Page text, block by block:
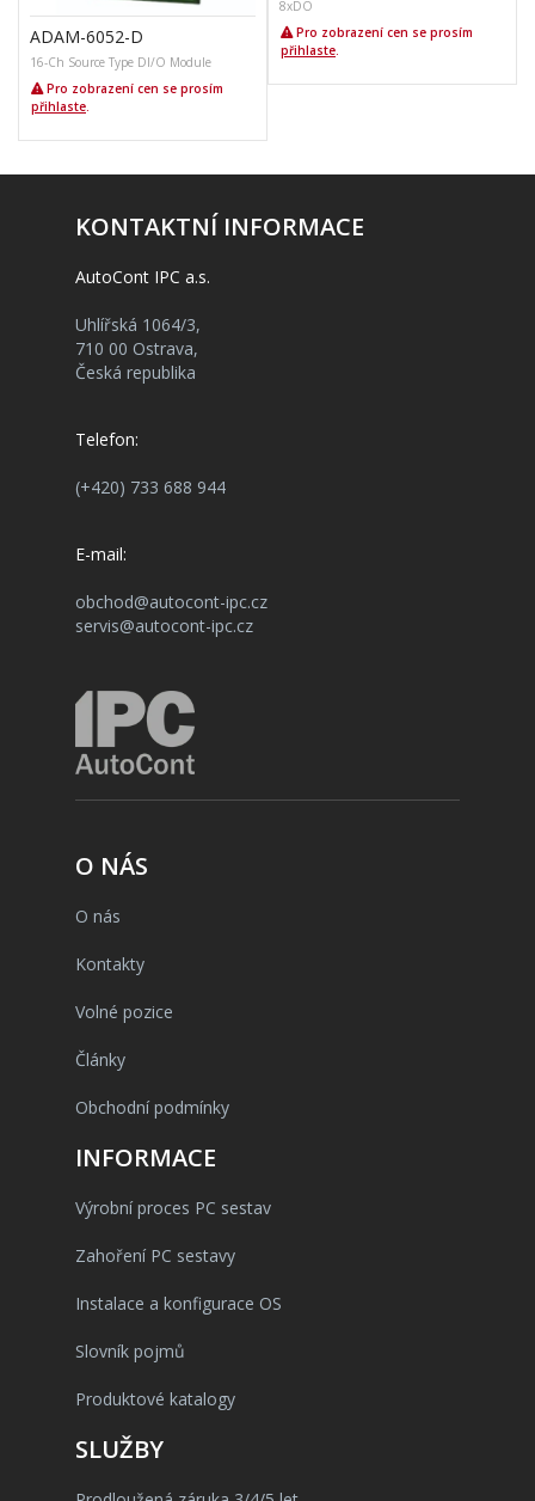
ADAM-6052-D
16-Ch Source Type DI/O Module
Pro zobrazení cen se prosím
přihlaste
8xDO
Pro zobrazení cen se prosím
přihlaste.
KONTAKTNÍ INFORMACE
AutoCont IPC a.s.
Uhlířská 1064/3,
710 00 Ostrava,
Česká republika
Telefon:
(+420) 733 688 944
E-mail:
obchod@autocont-ipc.cz
servis@autocont-ipc.cz
O NÁS
O nás
Kontakty
Volné pozice
Články
Obchodní podmínky
INFORMACE
Výrobní proces PC sestav
Zahoření PC sestavy
Instalace a konfigurace OS
Slovník pojmů
Produktové katalogy
SLUŽBY